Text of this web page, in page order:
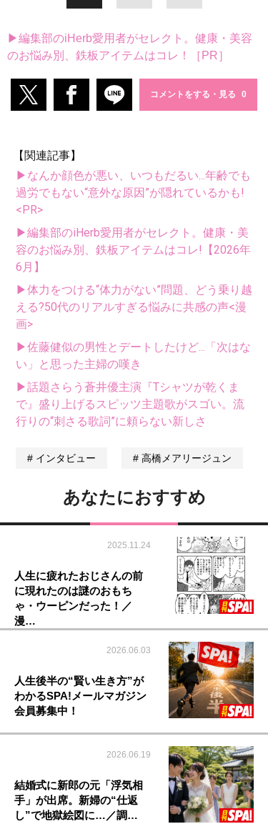
▶編集部のiHerb愛用者がセレクト。健康・美容
のお悩み別、鉄板アイテムはコレ！［PR］
コメントをする・見る
【関連記事】
▶なんか顔色が悪い、いつもだるい...年齢でも
過労でもない“意外な原因”が隠れているかも!
<PR>
▶編集部のiHerb愛用者がセレクト。健康・美
容のお悩み別、鉄板アイテムはコレ!【2026年
6月】
▶体力をつける“体力がない”問題、どう乗り越
える?50代のリアルすぎる悩みに共感の声<漫
画>
▶佐藤健似の男性とデートしたけど...「次はな
い」と思った主婦の嘆き
▶話題さらう蒼井優主演『Tシャツが乾くま
で』盛り上げるスピッツ主題歌がスゴい。流
行りの“刺さる歌詞”に頼らない新しさ
インタビュー 高橋メアリージュン
あなたにおすすめ
2025.11.24
人生に疲れたおじさんの前
に現れたのは謎のおもち
ゃ・ウーピンだった！／
漫…
2026.06.03
人生後半の“賢い生き方”が
わかるSPA!メールマガジン
会員募集中！
2026.06.19
結婚式に新郎の元「浮気相
手」が出席。新婦の“仕返
し”で地獄絵図に…／調…